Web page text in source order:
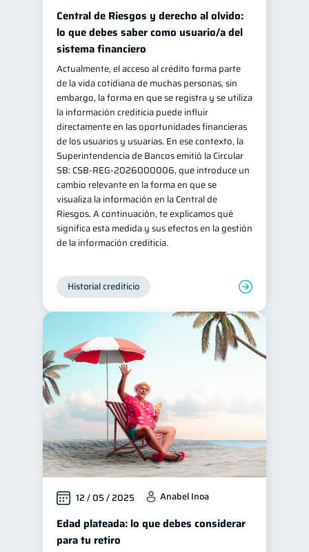
Mipymes
Información financiera 1
inversiones 1
Doble sueldo 1
Gasto responsable 1
información financiera
Central de Riesgos y derecho al olvido:
lo que debes saber como usuario/a del
sistema financiero
Actualmente, el acceso al crédito forma parte
de la vida cotidiana de muchas personas, sin
embargo, la forma en que se registra y se utiliza
la información crediticia puede influir
directamente en las oportunidades financieras
de los usuarios y usuarias. En ese contexto, la
Superintendencia de Bancos emitió la Circular
SB: CSB-REG-2026000006, que introduce un
cambio relevante en la forma en que se
visualiza la información en la Central de
Riesgos. A continuación, te explicamos qué
significa esta medida y sus efectos en la gestión
de la información crediticia.
Historial crediticio
12 / 05 / 2025 Anabel Inoa
Edad plateada: lo que debes considerar
para tu retiro